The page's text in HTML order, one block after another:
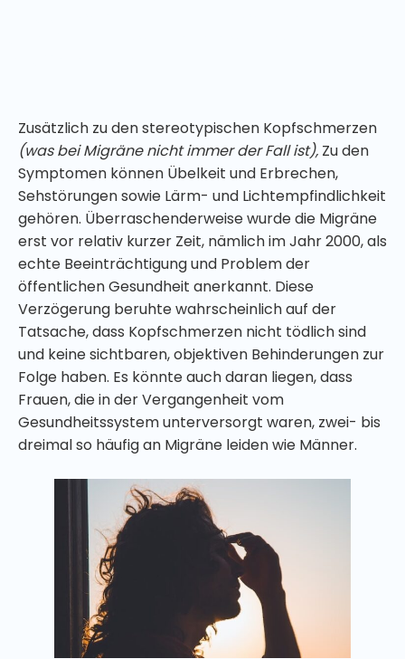
Zusätzlich zu den stereotypischen Kopfschmerzen
(was bei Migräne nicht immer der Fall ist), Zu den
Symptomen können Übelkeit und Erbrechen,
Sehstörungen sowie Lärm- und Lichtempfindlichkeit
gehören. Überraschenderweise wurde die Migräne
erst vor relativ kurzer Zeit, nämlich im Jahr 2000, als
echte Beeinträchtigung und Problem der
öffentlichen Gesundheit anerkannt. Diese
Verzögerung beruhte wahrscheinlich auf der
Tatsache, dass Kopfschmerzen nicht tödlich sind
und keine sichtbaren, objektiven Behinderungen zur
Folge haben. Es könnte auch daran liegen, dass
Frauen, die in der Vergangenheit vom
Gesundheitssystem unterversorgt waren, zwei- bis
dreimal so häufig an Migräne leiden wie Männer.